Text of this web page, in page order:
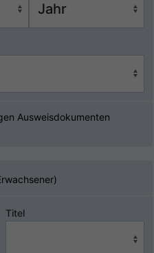
Ausweisdokumenten
Titel